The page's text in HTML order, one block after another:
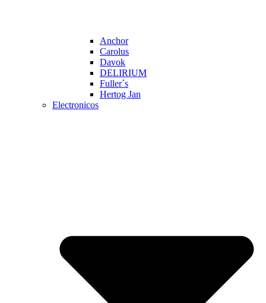
Anchor
Carolus
Davok
DELIRIUM
Fuller´s
Hertog Jan
Electronicos